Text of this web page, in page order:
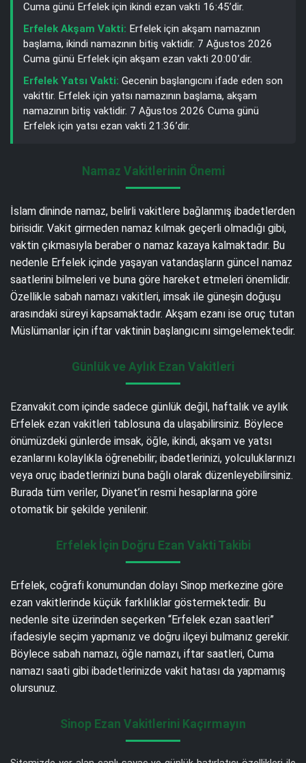
Cuma günü Erfelek için ikindi ezan vakti 16:45’dir.
Erfelek Akşam Vakti: Erfelek için akşam namazının
başlama, ikindi namazının bitiş vaktidir. 7 Ağustos 2026
Cuma günü Erfelek için akşam ezan vakti 20:00’dir.
Erfelek Yatsı Vakti: Gecenin başlangıcını ifade eden son
vakittir. Erfelek için yatsı namazının başlama, akşam
namazının bitiş vaktidir. 7 Ağustos 2026 Cuma günü
Erfelek için yatsı ezan vakti 21:36’dir.
Namaz Vakitlerinin Önemi
İslam dininde namaz, belirli vakitlere bağlanmış ibadetlerden
birisidir. Vakit girmeden namaz kılmak geçerli olmadığı gibi,
vaktin çıkmasıyla beraber o namaz kazaya kalmaktadır. Bu
nedenle Erfelek içinde yaşayan vatandaşların güncel namaz
saatlerini bilmeleri ve buna göre hareket etmeleri önemlidir.
Özellikle sabah namazı vakitleri, imsak ile güneşin doğuşu
arasındaki süreyi kapsamaktadır. Akşam ezanı ise oruç tutan
Müslümanlar için iftar vaktinin başlangıcını simgelemektedir.
Günlük ve Aylık Ezan Vakitleri
Ezanvakit.com içinde sadece günlük değil, haftalık ve aylık
Erfelek ezan vakitleri tablosuna da ulaşabilirsiniz. Böylece
önümüzdeki günlerde imsak, öğle, ikindi, akşam ve yatsı
ezanlarını kolaylıkla öğrenebilir; ibadetlerinizi, yolculuklarınızı
veya oruç ibadetlerinizi buna bağlı olarak düzenleyebilirsiniz.
Burada tüm veriler, Diyanet’in resmi hesaplarına göre
otomatik bir şekilde yenilenir.
Erfelek İçin Doğru Ezan Vakti Takibi
Erfelek, coğrafi konumundan dolayı Sinop merkezine göre
ezan vakitlerinde küçük farklılıklar göstermektedir. Bu
nedenle site üzerinden seçerken “Erfelek ezan saatleri”
ifadesiyle seçim yapmanız ve doğru ilçeyi bulmanız gerekir.
Böylece sabah namazı, öğle namazı, iftar saatleri, Cuma
namazı saati gibi ibadetlerinizde vakit hatası da yapmamış
olursunuz.
Sinop Ezan Vakitlerini Kaçırmayın